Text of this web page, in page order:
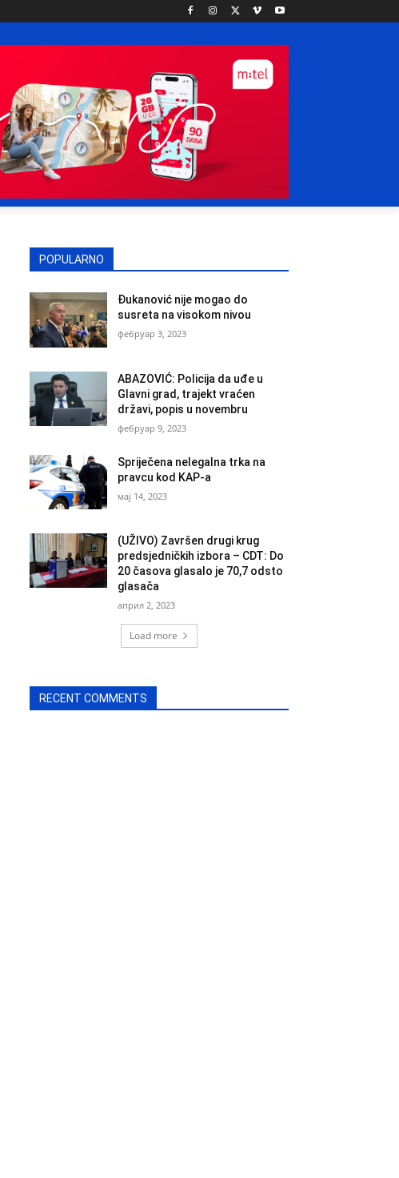
POPULARNO
Đukanović nije mogao do
susreta na visokom nivou
фебруар 3, 2023
ABAZOVIĆ: Policija da uđe u
Glavni grad, trajekt vraćen
državi, popis u novembru
фебруар 9, 2023
Spriječena nelegalna trka na
pravcu kod KAP-a
мај 14, 2023
(UŽIVO) Završen drugi krug
predsjedničkih izbora – CDT: Do
20 časova glasalo je 70,7 odsto
glasača
април 2, 2023
Load more
RECENT COMMENTS